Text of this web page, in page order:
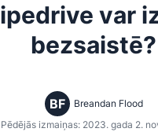
var
bezsaistē?
BF
Breandan Flood
Pēdējās izmaiņas: 2023. gada 2.